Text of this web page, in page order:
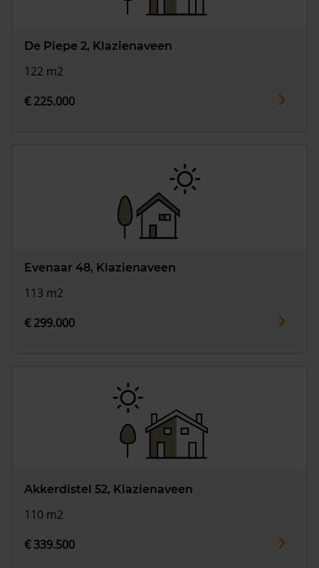
De Piepe 2, Klazienaveen
122 m2
€ 225.000
Evenaar 48, Klazienaveen
113 m2
€ 299.000
Akkerdistel 52, Klazienaveen
110 m2
€ 339.500